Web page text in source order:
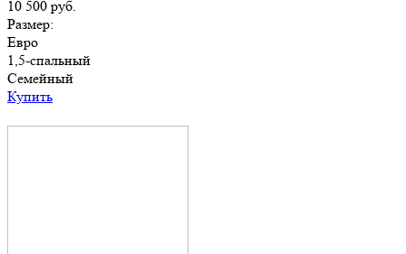
10 500 руб.
Размер:
Евро
1,5-спальный
Семейный
Купить